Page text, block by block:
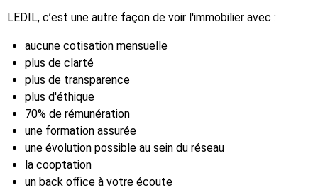
LEDIL, c’est une autre façon de voir l'immobilier avec :
aucune cotisation mensuelle
plus de clarté
plus de transparence
plus d'éthique
70% de rémunération
une formation assurée
une évolution possible au sein du réseau
la cooptation
un back office à votre écoute